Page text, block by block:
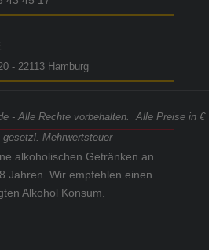
- 22113 Hamburg
- Alle Rechte vorbehalten. Alle Preise in €
Mehrwertsteuer
alkoholischen Getränken an
Jahren. Wir empfehlen einen
Alkohol Konsum.